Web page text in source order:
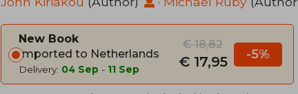
New Book
Imported to Netherlands
Delivery: 04 Sep - 11 Sep
€ 18,82
€ 17,95 -5%